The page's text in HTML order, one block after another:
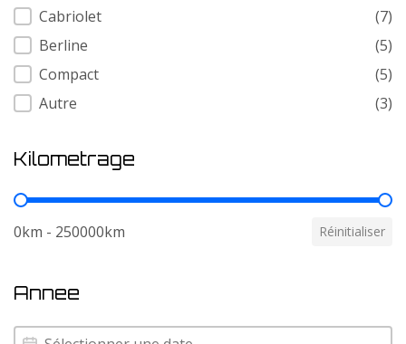
Cabriolet
(7)
Berline
(5)
Compact
(5)
Autre
(3)
Kilometrage
Kilometrage
0km - 250000km Réinitialiser
Annee
Annee
Annee